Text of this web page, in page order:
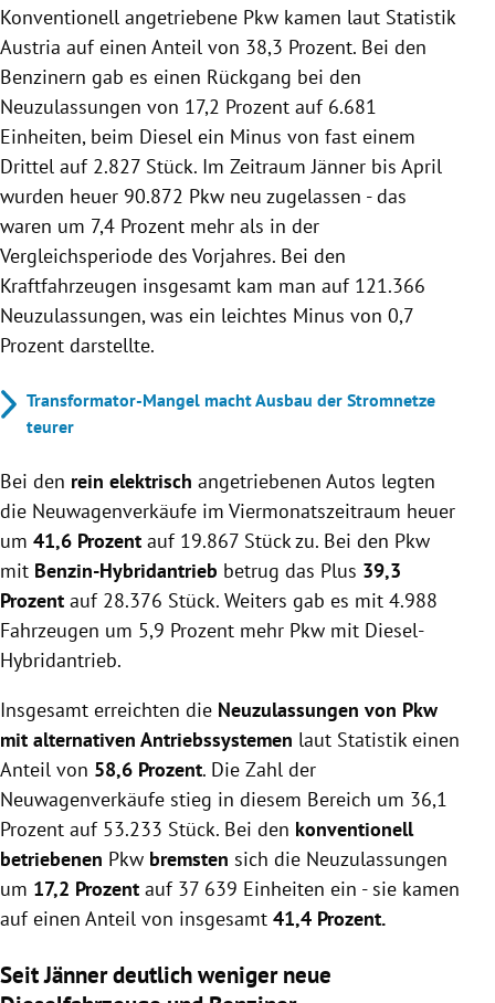
Konventionell angetriebene Pkw kamen laut Statistik
Austria auf einen Anteil von 38,3 Prozent. Bei den
Benzinern gab es einen Rückgang bei den
Neuzulassungen von 17,2 Prozent auf 6.681
Einheiten, beim Diesel ein Minus von fast einem
Drittel auf 2.827 Stück. Im Zeitraum Jänner bis April
wurden heuer 90.872 Pkw neu zugelassen - das
waren um 7,4 Prozent mehr als in der
Vergleichsperiode des Vorjahres. Bei den
Kraftfahrzeugen insgesamt kam man auf 121.366
Neuzulassungen, was ein leichtes Minus von 0,7
Prozent darstellte.
Transformator-Mangel macht Ausbau der Stromnetze
teurer
Bei den rein elektrisch angetriebenen Autos legten
die Neuwagenverkäufe im Viermonatszeitraum heuer
um 41,6 Prozent auf 19.867 Stück zu. Bei den Pkw
mit Benzin-Hybridantrieb betrug das Plus 39,3
Prozent auf 28.376 Stück. Weiters gab es mit 4.988
Fahrzeugen um 5,9 Prozent mehr Pkw mit Diesel-
Hybridantrieb.
Insgesamt erreichten die Neuzulassungen von Pkw
mit alternativen Antriebssystemen laut Statistik einen
Anteil von 58,6 Prozent. Die Zahl der
Neuwagenverkäufe stieg in diesem Bereich um 36,1
Prozent auf 53.233 Stück. Bei den konventionell
betriebenen Pkw bremsten sich die Neuzulassungen
um 17,2 Prozent auf 37 639 Einheiten ein - sie kamen
auf einen Anteil von insgesamt 41,4 Prozent.
Seit Jänner deutlich weniger neue